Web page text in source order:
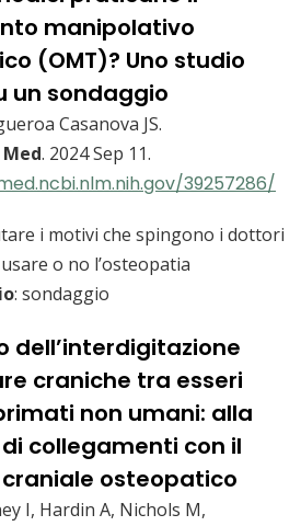
manipolativo
(OMT)? Uno studio
un sondaggio
Casanova JS.
. 2024 Sep 11.
39257286/
i motivi che spingono i dottori
o no l’osteopatia
: sondaggio
dell’interdigitazione
craniche tra esseri
non umani: alla
collegamenti con il
osteopatico
I, Hardin A, Nichols M,